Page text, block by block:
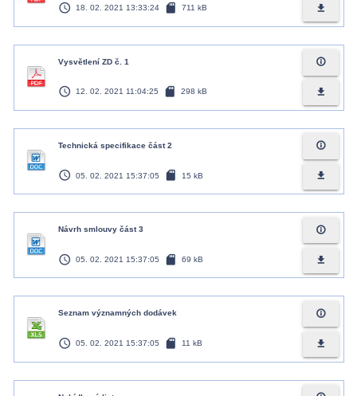
access_time 18. 02. 2021 13:33:24 sd_card 711 kB file_download
Vysvětlení ZD č. 1
access_time 12. 02. 2021 11:04:25 sd_card 298 kB
info_outline
file_download
Technická specifikace část 2
access_time 05. 02. 2021 15:37:05 sd_card 15 kB
info_outline
file_download
Návrh smlouvy část 3
access_time 05. 02. 2021 15:37:05 sd_card 69 kB
info_outline
file_download
Seznam významných dodávek
access_time 05. 02. 2021 15:37:05 sd_card 11 kB
info_outline
file_download